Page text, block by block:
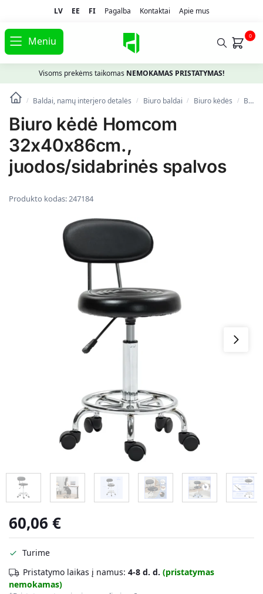
LV EE FI Pagalba Kontaktai Apie mus
Meniu 0
Visoms prekėms taikomas NEMOKAMAS PRISTATYMAS!
/ Baldai, namų interjero detalės / Biuro baldai / Biuro kėdės / Biuro kėdė Homcom 32x40x86cm., juodos/sidabrinės spalvos
Biuro kėdė Homcom
32x40x86cm.,
juodos/sidabrinės spalvos
Produkto kodas:247184
60,06 €
Turime
Pristatymo laikas į namus: 4-8 d. d. (pristatymas
nemokamas)